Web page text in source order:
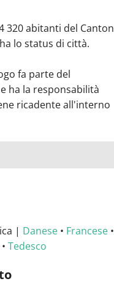
320 abitanti del Canton
lo status di città.
fa parte del
ha la responsabilità
ricadente all'interno
| Danese• Francese•
• Tedesco